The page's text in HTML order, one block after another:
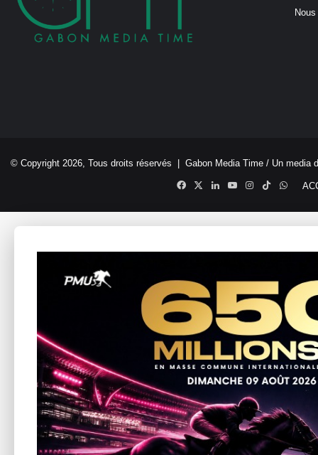
© Copyright 2026, Tous droits réservés | Gabon Media Time / Un media
Facebook
X LinkedinYouTubeInstagram
TikTok